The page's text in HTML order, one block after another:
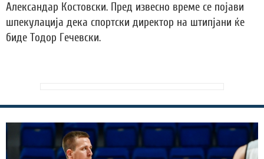
Александар Костовски. Пред извесно време се појави
шпекулација дека спортски директор на штипјани ќе
биде Тодор Гечевски.